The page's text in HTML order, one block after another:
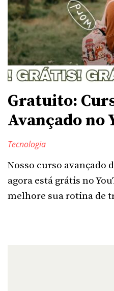
Gratuito:
Avançado no
Tecnologia
Nosso curso avançado
agora está grátis no
melhore sua rotina de